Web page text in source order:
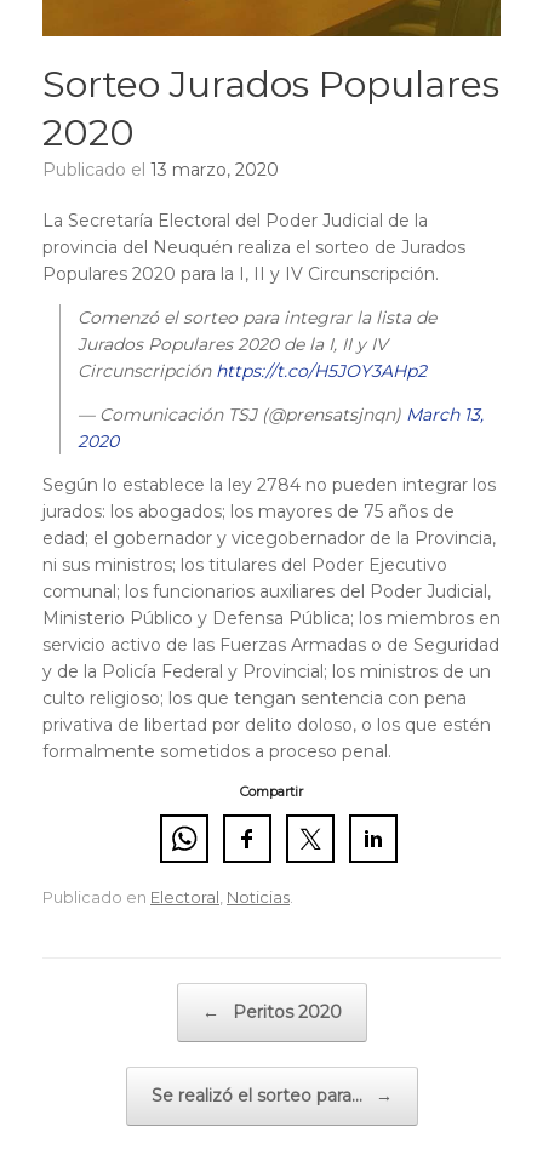
Sorteo Jurados Populares
2020
Publicado el 13 marzo, 2020
La Secretaría Electoral del Poder Judicial de la
provincia del Neuquén realiza el sorteo de Jurados
Populares 2020 para la I, II y IV Circunscripción.
Comenzó el sorteo para integrar la lista de
Jurados Populares 2020 de la I, II y IV
Circunscripción https://t.co/H5JOY3AHp2
— Comunicación TSJ (@prensatsjnqn) March 13,
2020
Según lo establece la ley 2784 no pueden integrar los
jurados: los abogados; los mayores de 75 años de
edad; el gobernador y vicegobernador de la Provincia,
ni sus ministros; los titulares del Poder Ejecutivo
comunal; los funcionarios auxiliares del Poder Judicial,
Ministerio Público y Defensa Pública; los miembros en
servicio activo de las Fuerzas Armadas o de Seguridad
y de la Policía Federal y Provincial; los ministros de un
culto religioso; los que tengan sentencia con pena
privativa de libertad por delito doloso, o los que estén
formalmente sometidos a proceso penal.
Compartir
Publicado en Electoral Noticias
← Peritos 2020
Se realizó el sorteo para… →